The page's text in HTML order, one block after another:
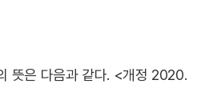
뜻은 다음과 같다. <개정 2020.